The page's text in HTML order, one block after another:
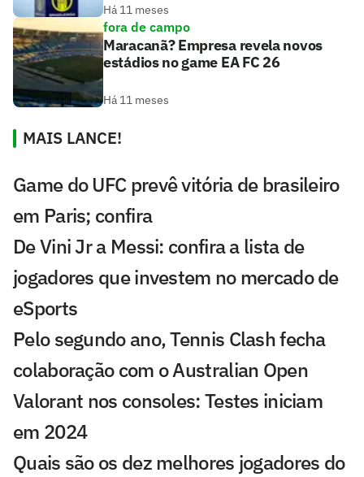
Há 11 meses
fora de campo
Maracanã? Empresa revela novos
estádios no game EA FC 26
Há 11 meses
MAIS LANCE!
Game do UFC prevê vitória de brasileiro
em Paris; confira
De Vini Jr a Messi: confira a lista de
jogadores que investem no mercado de
eSports
Pelo segundo ano, Tennis Clash fecha
colaboração com o Australian Open
Valorant nos consoles: Testes iniciam
em 2024
Quais são os dez melhores jogadores do